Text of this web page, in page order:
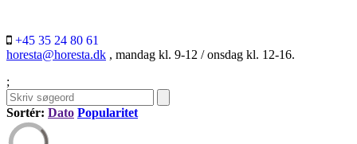
+45 35 24 80 61
horesta@horesta.dk , mandag kl. 9-12 / onsdag kl. 12-16.
;
Sortér: Dato Popularitet